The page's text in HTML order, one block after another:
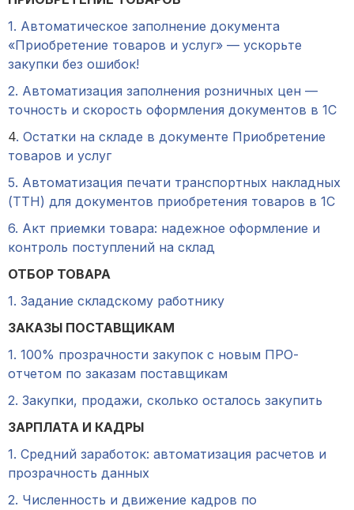
1. Автоматическое заполнение документа
«Приобретение товаров и услуг» — ускорьте
закупки без ошибок!
2. Автоматизация заполнения розничных цен —
точность и скорость оформления документов в 1С
4. Остатки на складе в документе Приобретение
товаров и услуг
5. Автоматизация печати транспортных накладных
(ТТН) для документов приобретения товаров в 1С
6. Акт приемки товара: надежное оформление и
контроль поступлений на склад
ОТБОР ТОВАРА
1. Задание складскому работнику
ЗАКАЗЫ ПОСТАВЩИКАМ
1. 100% прозрачности закупок с новым ПРО-
отчетом по заказам поставщикам
2. Закупки, продажи, сколько осталось закупить
ЗАРПЛАТА И КАДРЫ
1. Средний заработок: автоматизация расчетов и
прозрачность данных
2. Численность и движение кадров по